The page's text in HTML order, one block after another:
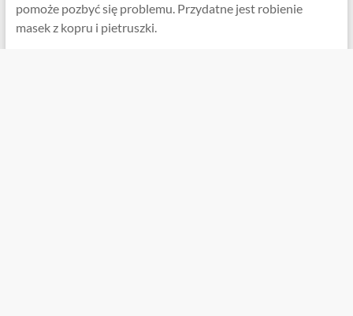
pomoże pozbyć się problemu. Przydatne jest robienie
masek z kopru i pietruszki.